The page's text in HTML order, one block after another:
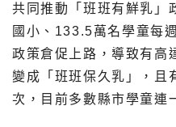
共同推動「班班有鮮乳」
國小、133.5萬名學童每
政策倉促上路，導致有高
變成「班班保久乳」，且
次，目前多數縣市學童連